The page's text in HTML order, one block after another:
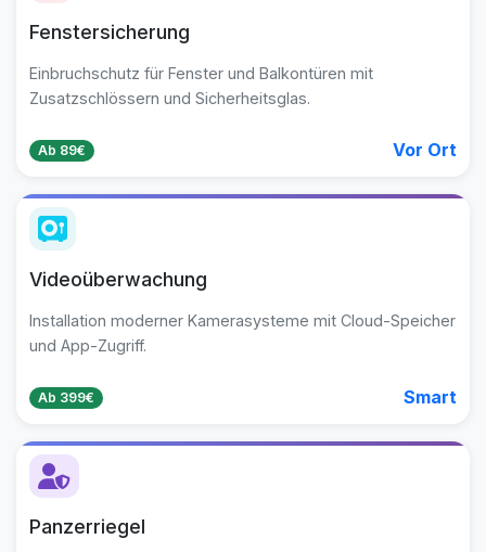
Fenstersicherung
Einbruchschutz für Fenster und Balkontüren mit
Zusatzschlössern und Sicherheitsglas.
Ab 89€ Vor Ort
Videoüberwachung
Installation moderner Kamerasysteme mit Cloud-Speicher
und App-Zugriff.
Ab 399€ Smart
Panzerriegel